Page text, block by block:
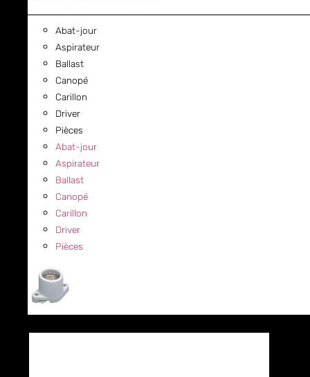
Abat-jour
Aspirateur
Ballast
Canopé
Carillon
Driver
Pièces
Abat-jour
Aspirateur
Ballast
Canopé
Carillon
Driver
Pièces